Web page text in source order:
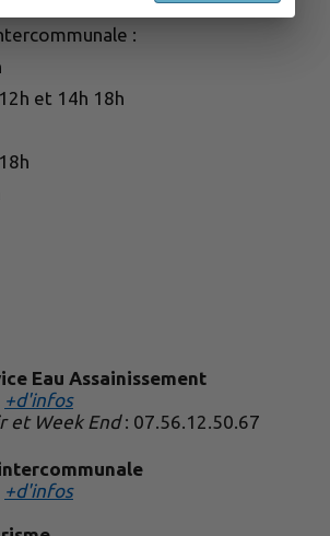
:
et 14h 18h
Eau Assainissement
+d'infos
et Week End: 07.56.12.50.67
+d'infos